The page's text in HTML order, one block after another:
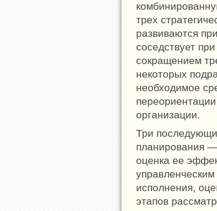
трех
развиваются
соседствует
сокращением
некоторых
необходимое
организации.
Три
планирования —
оценка ее
исполнения,
этапов